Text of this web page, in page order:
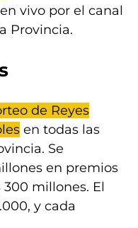
vivo por el canal
Provincia.
de Reyes
en todas las
Se
en premios
millones. El
y cada